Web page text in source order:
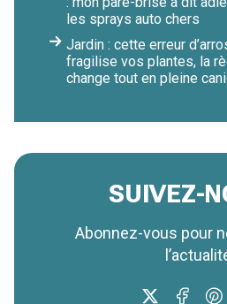
les sprays auto chers
Jardin : cette erreur
fragilise vos plantes, la
change tout en pleine
SUIVEZ-
Abonnez-vous pour